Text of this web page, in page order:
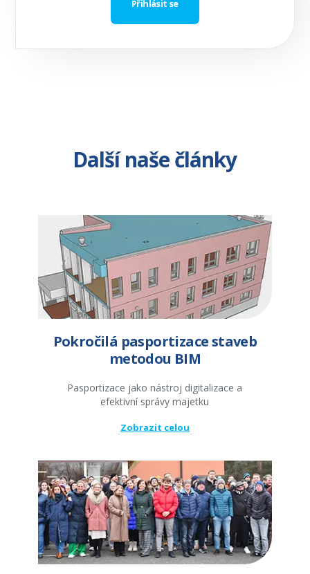
Další naše články
Pokročilá pasportizace staveb
metodou BIM
Pasportizace jako nástroj digitalizace a
efektivní správy majetku
Zobrazit celou